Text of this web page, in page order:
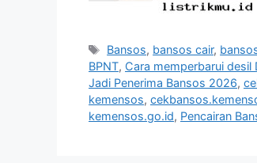
Tag
Bansos, bansos cair,
BPNT, Cara memperbarui desil
Jadi Penerima Bansos 2026,
kemensos,
kemensos.go.id, Pencairan